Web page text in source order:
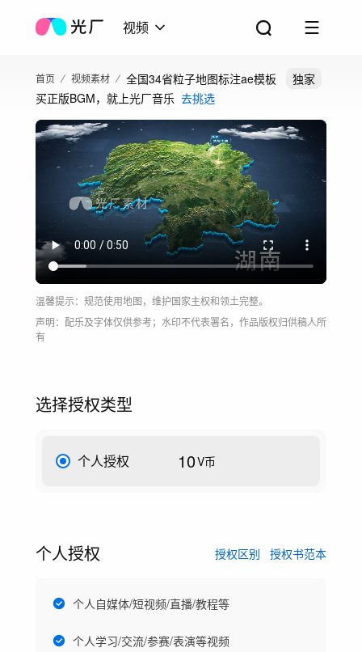
视频
首页 视频素材 全国34省粒子地图标注ae模板
独家
买正版BGM，就上光厂音乐 去挑选
温馨提示：规范使用地图，维护国家主权和领土完整。
声明：配乐及字体仅供参考；水印不代表署名，作品版权归供稿人所
有
选择授权类型
个人授权 10V币
个人授权 授权区别 授权书范本
个人自媒体/短视频/直播/教程等
个人学习/交流/参赛/表演等视频